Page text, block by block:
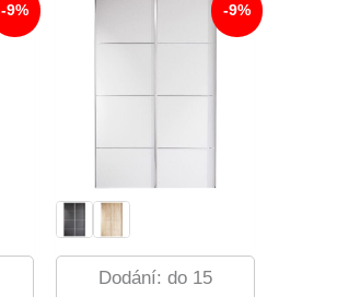
-9% -9%
Dodání: do 15